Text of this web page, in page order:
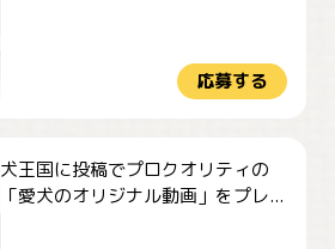
応募する
犬王国に投稿でプロクオリティの
「愛犬のオリジナル動画」をプレ...